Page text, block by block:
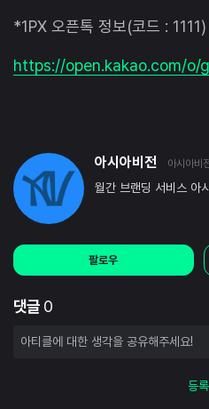
*1PX 오픈톡 정보(코드 : 1111)
https://open.kakao.com/o/
아시아비전 아시아비
월간 브랜딩 서비스 아
팔로우
댓글 0
등록